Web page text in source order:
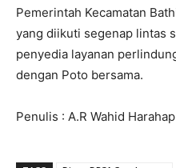
Pemerintah Kecamatan
yang diikuti segenap lintas
penyedia layanan
dengan Poto bersama.
Penulis : A.R Wahid Harahap